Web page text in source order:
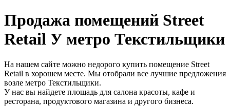
Продажа помещений Street
Retail У метро Текстильщики
На нашем сайте можно недорого купить помещение Street
Retail в хорошем месте. Мы отобрали все лучшие предложения
возле метро Текстильщики.
У нас вы найдете площадь для салона красоты, кафе и
ресторана, продуктового магазина и другого бизнеса.